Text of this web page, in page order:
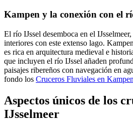
Kampen y la conexión con el
El río IJssel desemboca en el
interiores con este extenso lago.
es rica en arquitectura medieval e
que incluyen el río IJssel añaden
paisajes ribereños con navegación en
fondo los Cruceros Fluviales en Kampen
Aspectos únicos de los
IJsselmeer